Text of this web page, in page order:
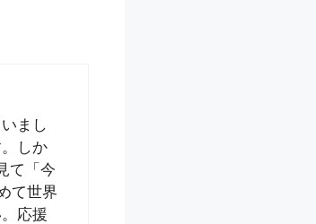
まし
しか
て「今
て世界
応援